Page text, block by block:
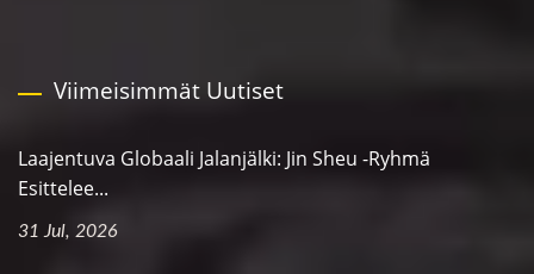
Viimeisimmät Uutiset
Laajentuva Globaali Jalanjälki: Jin Sheu -ryhmä
Esittelee...
31 Jul, 2026